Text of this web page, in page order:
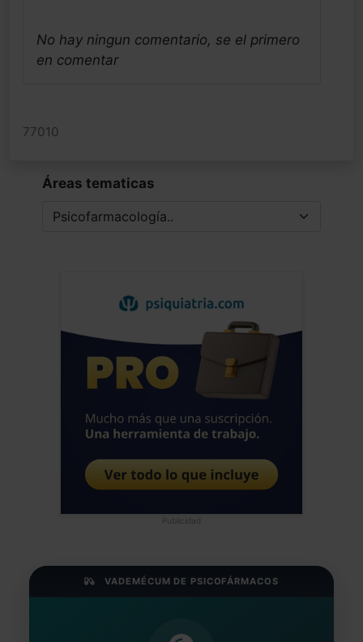
No hay ningun comentario, se el primero
en comentar
77010
Áreas tematicas
Publicidad
VADEMÉCUM DE PSICOFÁRMACOS